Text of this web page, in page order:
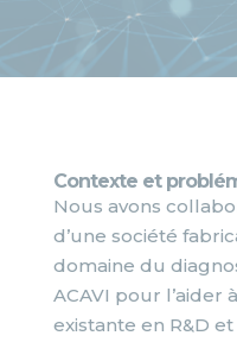
Contexte et
Nous avons
d’une société
domaine du
ACAVI pour l’aider
existante en R&D